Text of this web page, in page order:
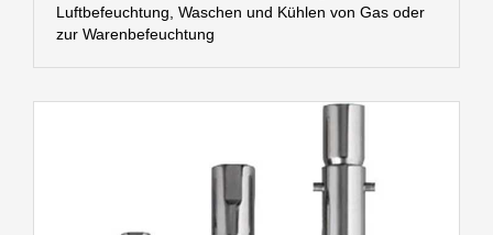
Luftbefeuchtung, Waschen und Kühlen von Gas oder
zur Warenbefeuchtung